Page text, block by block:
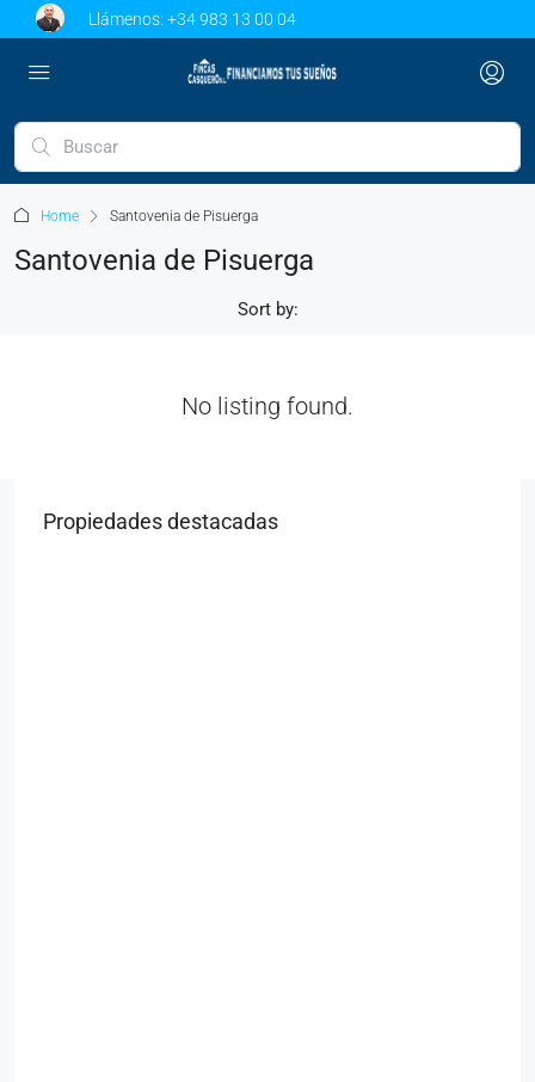
Llámenos: +34 983 13 00 04
Home Santovenia de Pisuerga
Santovenia de Pisuerga
Sort by:
No listing found.
Propiedades destacadas